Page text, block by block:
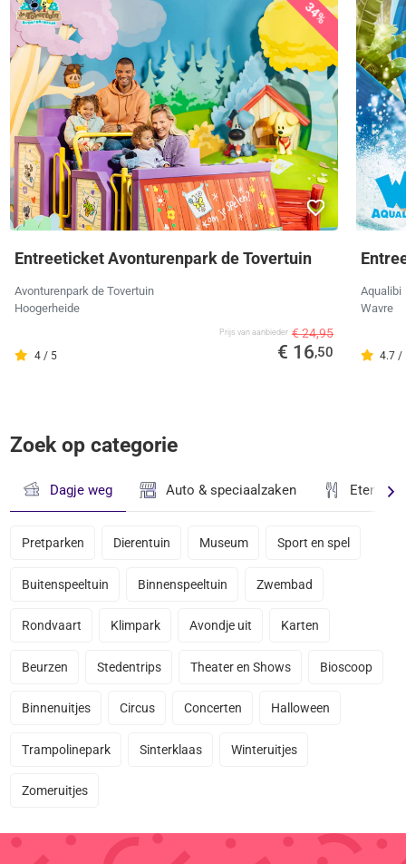
34%
Entreeticket Avonturenpark de Tovertuin
Avonturenpark de Tovertuin
Hoogerheide
4 / 5
Prijs van aanbieder € 24,95
€ 16,50
Aqualibi
Wavre
4.7 /
Zoek op categorie
Dagje weg Auto & speciaalzaken Eten &
Pretparken Dierentuin Museum Sport en spel
Buitenspeeltuin Binnenspeeltuin Zwembad
Rondvaart Klimpark Avondje uit Karten
Beurzen Stedentrips Theater en Shows Bioscoop
Binnenuitjes Circus Concerten Halloween
Trampolinepark Sinterklaas Winteruitjes
Zomeruitjes